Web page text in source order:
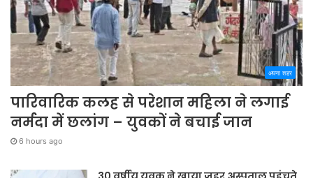
अपना शहर
पारिवारिक कलह से परेशान महिला ने लगाई
नर्मदा में छलांग – युवकों ने बचाई जान
6 hours ago